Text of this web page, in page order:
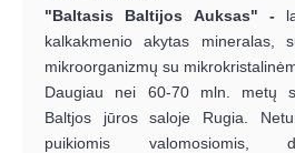
"Baltasis Baltijos Auksas" -
kalkakmenio akytas mineralas,
mikroorganizmų su
Daugiau nei 60-70 mln. metų
Baltjos jūros saloje Rugia.
puikiomis valomosiomis,